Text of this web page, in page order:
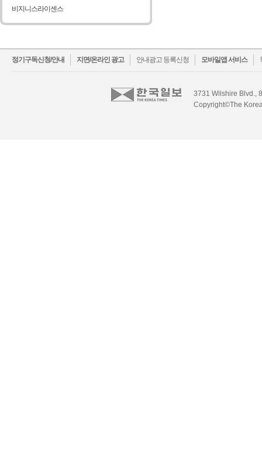
비지니스라이센스
정기구독신청/안내 지면/온라인 광고 안내광고 등록신청 모바일앱 서비스
facebook
twitter
3731 Wilshire Blvd.,
Copyright©The